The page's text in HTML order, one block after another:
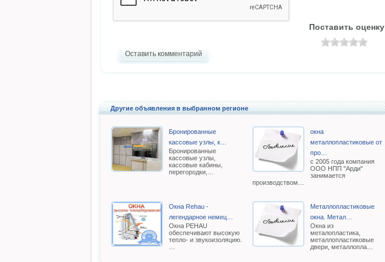
Поставить оценку
Оставить комментарий
Другие объявления в выбранном регионе
Бронированные
кассовые узлы, к…
Бронированные
кассовые узлы,
кассовые кабины,
перегородки,…
окна
металлопластиковые от
про…
с 2005 года компания
ООО НПП "Арди"
занимается
производством…
Окна Rehau -
легендарное немец…
Oкна РEHAU
обеспечивают высокую
тепло- и звукоизоляцию.
Металлопластиковые
окна. Метал…
Окна из
металопластика,
металлопластиковые
двери, металлопла…